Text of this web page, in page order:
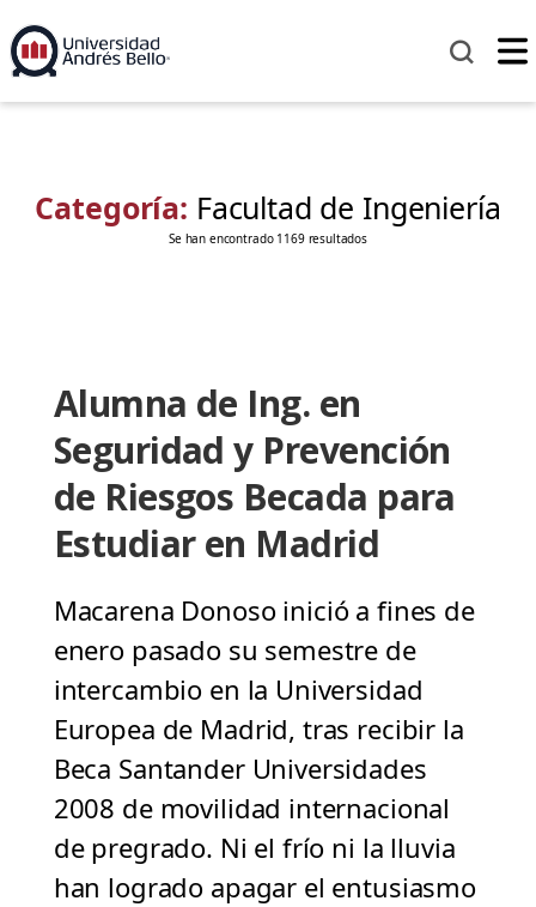
Categoría: Facultad de Ingeniería
Se han encontrado 1169 resultados
Alumna de Ing. en
Seguridad y Prevención
de Riesgos Becada para
Estudiar en Madrid
Macarena Donoso inició a fines de
enero pasado su semestre de
intercambio en la Universidad
Europea de Madrid, tras recibir la
Beca Santander Universidades
2008 de movilidad internacional
de pregrado. Ni el frío ni la lluvia
han logrado apagar el entusiasmo